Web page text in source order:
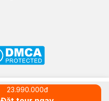
23.990.000đ